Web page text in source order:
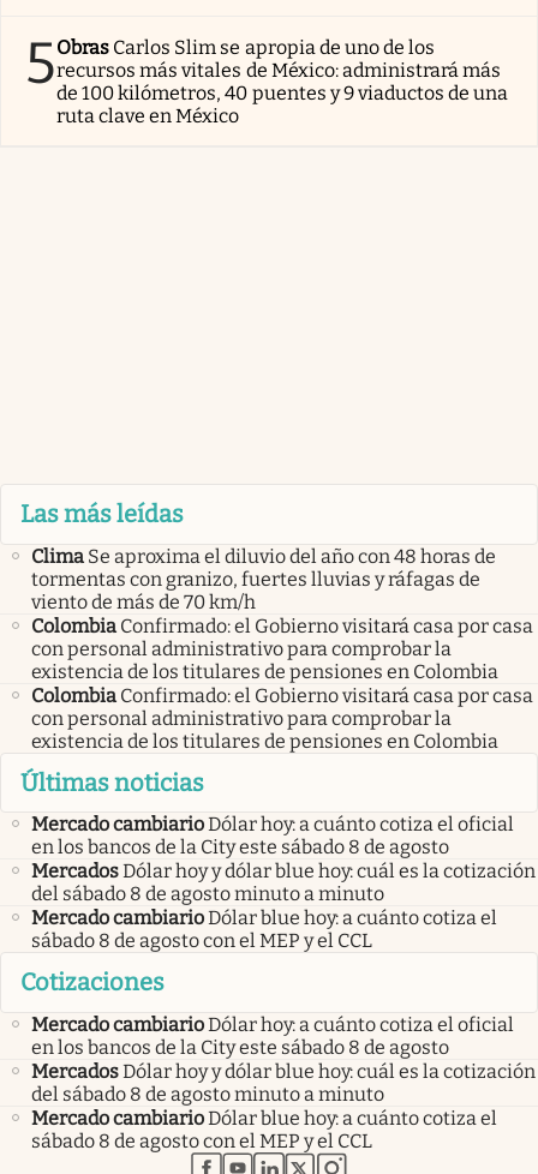
5Obras Carlos Slim se apropia de uno de los
recursos más vitales de México: administrará más
de 100 kilómetros, 40 puentes y 9 viaductos de una
ruta clave en México
Las más leídas
Clima Se aproxima el diluvio del año con 48 horas de
tormentas con granizo, fuertes lluvias y ráfagas de
viento de más de 70 km/h
Colombia Confirmado: el Gobierno visitará casa por casa
con personal administrativo para comprobar la
existencia de los titulares de pensiones en Colombia
Colombia Confirmado: el Gobierno visitará casa por casa
con personal administrativo para comprobar la
existencia de los titulares de pensiones en Colombia
Últimas noticias
Mercado cambiarioDólar hoy: a cuánto cotiza el oficial
en los bancos de la City este sábado 8 de agosto
MercadosDólar hoy y dólar blue hoy: cuál es la cotización
del sábado 8 de agosto minuto a minuto
Mercado cambiarioDólar blue hoy: a cuánto cotiza el
sábado 8 de agosto con el MEP y el CCL
Cotizaciones
Mercado cambiarioDólar hoy: a cuánto cotiza el oficial
en los bancos de la City este sábado 8 de agosto
MercadosDólar hoy y dólar blue hoy: cuál es la cotización
del sábado 8 de agosto minuto a minuto
Mercado cambiarioDólar blue hoy: a cuánto cotiza el
sábado 8 de agosto con el MEP y el CCL
abre en nueva pestaña
abre en nueva pestaña
abre en nueva pestaña
abre en nueva pestaña
abre en nueva pestaña